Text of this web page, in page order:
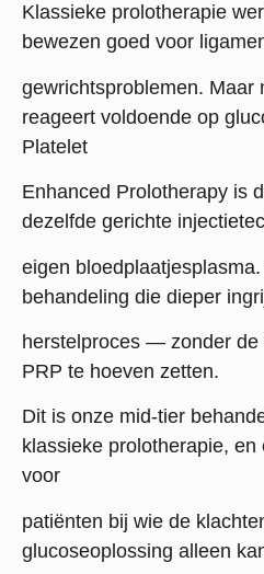
Klassieke prolotherapie
bewezen goed voor
gewrichtsproblemen. Maar
reageert voldoende op
Platelet
Enhanced Prolotherapy is
dezelfde gerichte
eigen
behandeling die dieper
herstelproces — zonder de
PRP te hoeven zetten.
Dit is onze mid-tier
klassieke prolotherapie,
voor
patiënten bij wie de
glucoseoplossing alleen